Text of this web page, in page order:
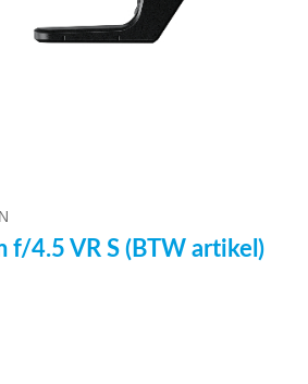
f/4.5 VR S (BTW artikel)